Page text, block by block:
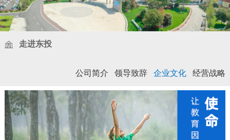
走进东投
公司简介 领导致辞 企业文化 经营战略